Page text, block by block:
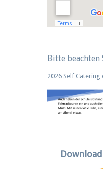
Bitte beachten
2026 Self